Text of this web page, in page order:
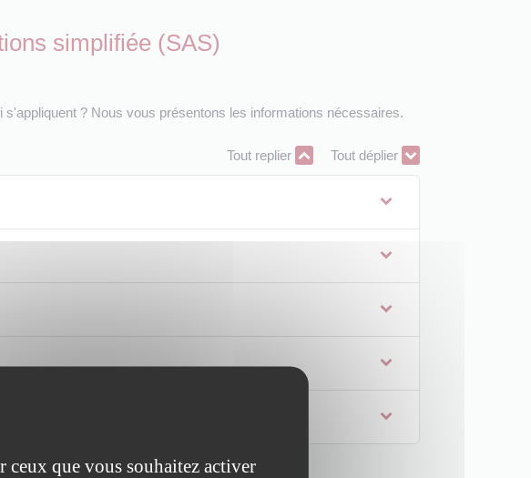
simplifiée (SAS)
? Nous vous présentons les informations nécessaires.
Tout replier Tout déplier
ceux que vous souhaitez activer